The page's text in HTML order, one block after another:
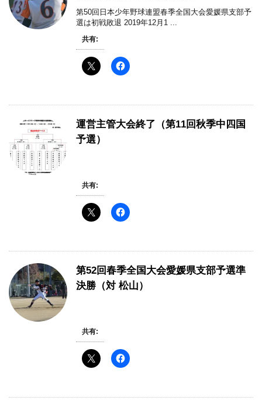
第50回日本少年野球連盟春季全国大会愛媛県支部予
選は初戦敗退 2019年12月1 ...
共有:
運営主管大会終了（第11回秋季中四国
予選）
共有:
第52回春季全国大会愛媛県支部予選準
決勝（対 松山）
共有: